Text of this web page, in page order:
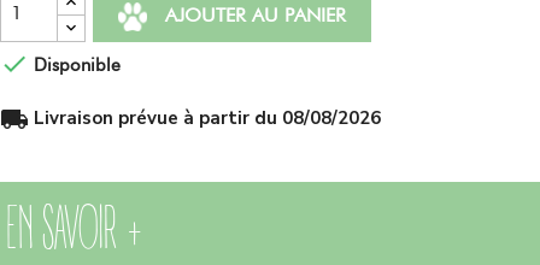
AJOUTER AU PANIER
 Disponible
local_shipping Livraison prévue à partir du 08/08/2026
EN SAVOIR +